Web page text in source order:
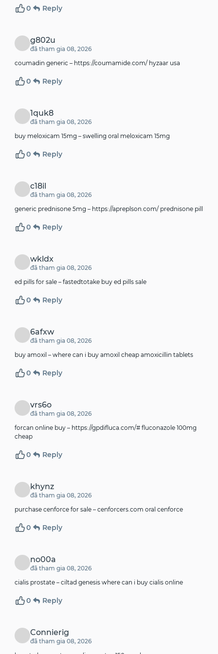
0 Reply
g802u
đã tham gia 08, 2026
coumadin generic – https://coumamide.com/ hyzaar usa
0 Reply
1quk8
đã tham gia 08, 2026
buy meloxicam 15mg – swelling oral meloxicam 15mg
0 Reply
c18il
đã tham gia 08, 2026
generic prednisone 5mg – https://apreplson.com/ prednisone pill
0 Reply
wkldx
đã tham gia 08, 2026
ed pills for sale – fastedtotake buy ed pills sale
0 Reply
6afxw
đã tham gia 08, 2026
buy amoxil – where can i buy amoxil cheap amoxicillin tablets
0 Reply
vrs6o
đã tham gia 08, 2026
forcan online buy – https://gpdifluca.com/# fluconazole 100mg
cheap
0 Reply
khynz
đã tham gia 08, 2026
purchase cenforce for sale – cenforcers.com oral cenforce
0 Reply
no00a
đã tham gia 08, 2026
cialis prostate – ciltad genesis where can i buy cialis online
0 Reply
Connierig
đã tham gia 08, 2026